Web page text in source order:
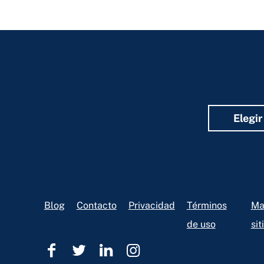
Footer
Blog Contacto Privacidad
Términos
de uso
Ohio Ohio Ohio